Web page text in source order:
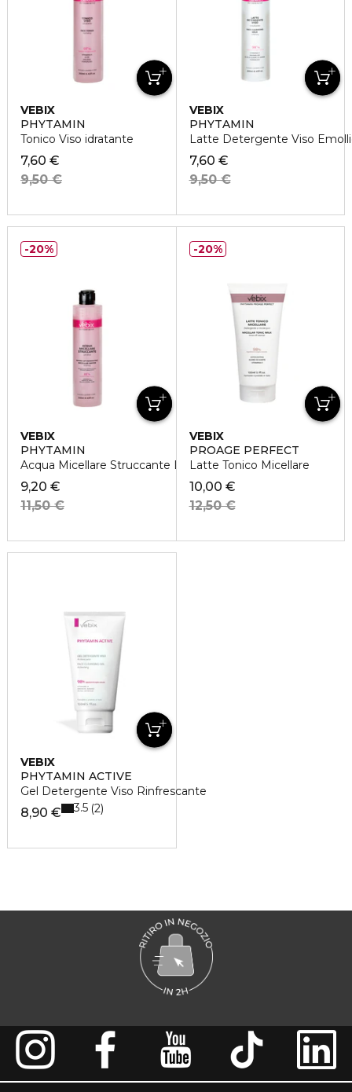
VEBIX
PHYTAMIN
Tonico Viso idratante
7,60 €
9,50 €
VEBIX
PHYTAMIN
Latte Detergente Viso
7,60 €
9,50 €
VEBIX
PHYTAMIN
Acqua Micellare Struccante Lenitiva
9,20 €
11,50 €
20%
VEBIX
PROAGE PERFECT
Latte Tonico Micellare
10,00 €
12,50 €
20%
VEBIX
PHYTAMIN ACTIVE
Gel Detergente Viso Rinfrescante
8,90 € 3.5 2